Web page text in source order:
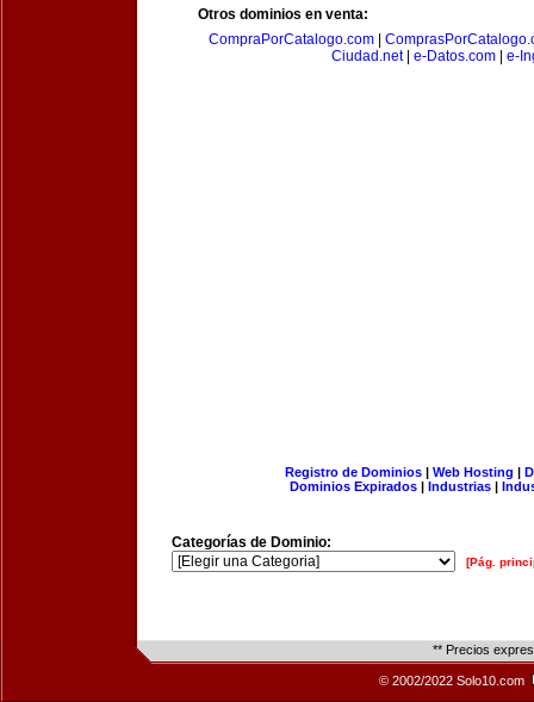
Otros dominios en venta:
CompraPorCatalogo.com|
Ciudad.net| e-Datos.com| e-
Registro de Dominios| Web Hosting |
Dominios Expirados | Industrias |
Categorías de Dominio:
[Pág.
** Precios
© 2002/2022 Solo10.com